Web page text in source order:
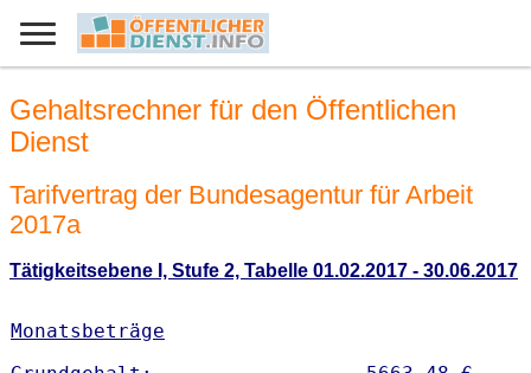
Gehaltsrechner für den Öffentlichen
Dienst
Tarifvertrag der Bundesagentur für Arbeit
2017a
Tätigkeitsebene I, Stufe 2, Tabelle 01.02.2017 - 30.06.2017
Monatsbeträge